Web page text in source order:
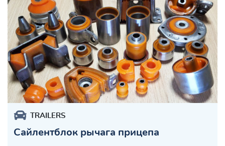
TRAILERS
Сайлентблок рычага прицепа